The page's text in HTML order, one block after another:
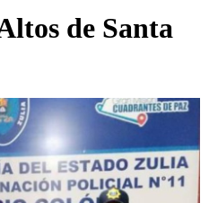
de Santa